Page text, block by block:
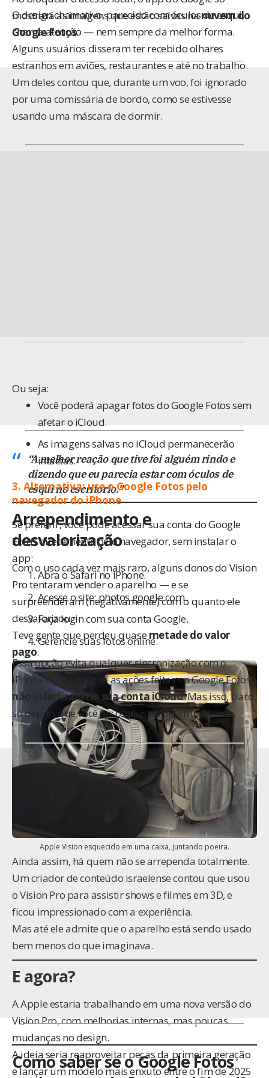
O design chamativo, parecido com óculos de esqui,
chama atenção — nem sempre da melhor forma.
Alguns usuários disseram ter recebido olhares
estranhos em aviões, restaurantes e até no trabalho.
Um deles contou que, durante um voo, foi ignorado
por uma comissária de bordo, como se estivesse
usando uma máscara de dormir.
“A melhor reação que tive foi alguém rindo e
dizendo que eu parecia estar com óculos de
esqui no escritório.”
Arrependimento e
desvalorização
Com o uso cada vez mais raro, alguns donos do Vision
Pro tentaram vender o aparelho — e se
surpreenderam (negativamente) com o quanto ele
desvalorizou.
Teve gente que perdeu quase metade do valor
pago.
Apple Vision esquecido em uma caixa, juntando poeira.
Ainda assim, há quem não se arrependa totalmente.
Um criador de conteúdo israelense contou que usou
o Vision Pro para assistir shows e filmes em 3D, e
ficou impressionado com a experiência.
Mas até ele admite que o aparelho está sendo usado
bem menos do que imaginava.
E agora?
A Apple estaria trabalhando em uma nova versão do
Vision Pro, com melhorias internas, mas poucas
mudanças no design.
A ideia seria reaproveitar peças da primeira geração
e lançar um modelo mais enxuto entre o fim de 2025
mostrará as imagens que estão salvas nanuvem do
Google Fotos.
Ou seja:
Você poderá apagar fotos do Google Fotos sem
afetar o iCloud.
As imagens salvas no iCloud permanecerão
intactas.
3. Alternativa: use o Google Fotos pelo
navegador do iPhone
Se preferir, você pode acessar sua conta do Google
Fotos diretamente pelo navegador, sem instalar o
app:
Abra o Safari no iPhone.
Acesse o site:photos.google.com.
Faça login com sua conta Google.
Gerencie suas fotos online.
Essa opção evita qualquer sincronização com o
iPhone e garante que as ações feitas no Google Fotos
não interfiram na sua conta iCloud. Mas isso, claro,
só depois que você fez os ajustes descritos acima.
Como saber se o Google Fotos